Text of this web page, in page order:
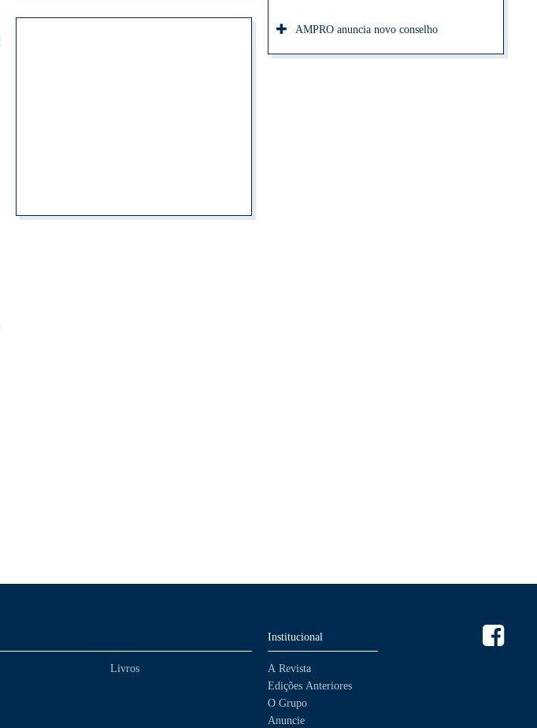
AMPRO anuncia novo conselho
Livros
Institucional
A Revista
Edições Anteriores
O Grupo
Anuncie